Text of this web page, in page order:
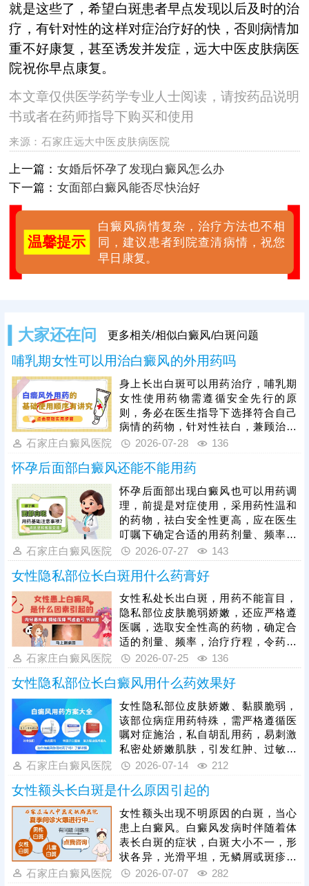
就是这些了，希望白斑患者早点发现以后及时的治
疗，有针对性的这样对症治疗好的快，否则病情加
重不好康复，甚至诱发并发症，远大中医皮肤病医
院祝你早点康复。
本文章仅供医学药学专业人士阅读，请按药品说明
书或者在药师指导下购买和使用
来源：石家庄远大中医皮肤病医院
上一篇： 女婚后怀孕了发现白癜风怎么办
下一篇： 女面部白癜风能否尽快治好
温馨提示
白癜风病情复杂，治疗方法也不相
同，建议患者到院查清病情，祝您
早日康复。
大家还在问 更多相关/相似白癜风/白斑问题
哺乳期女性可以用治白癜风的外用药吗
身上长出白斑可以用药治疗，哺乳期
女性使用药物需遵循安全先行的原
则，务必在医生指导下选择符合自己
病情的药物，针对性祛白，兼顾治疗
安全性和有效性。此外，患者可以考
更安全，无毒副作用，帮助病情更快
恢复。期间重视护理，避免不良因素
刺激，养成健康生活习惯，有助于病
情稳步恢复。
石家庄白癜风医院 2026-07-28 136
怀孕后面部白癜风还能不能用药
怀孕后面部出现白癜风也可以用药调
理，前提是对症使用，采用药性温和
的药物，祛白安全性更高，应在医生
叮嘱下确定合适的用药剂量、频率、
疗程，使治疗稳步生效。其次，怀孕
期间白癜风治疗可以适度照光，如美
国进口308激光，治疗无痛无创，无
毒副作用，突破了照光人群和部位限
制，起效快。另外，面部有白斑，不
要使用含有刺激性化学物质的洗护用
品，不吃辛辣刺激性食物，避免情绪
紧张压抑等，辅助病情好转。
石家庄白癜风医院 2026-07-27 143
女性隐私部位长白斑用什么药膏好
女性私处长出白斑，用药不能盲目，
隐私部位皮肤脆弱娇嫩，还应严格遵
医嘱，选取安全性高的药物，确定合
适的剂量、频率，治疗疗程，令药物
治疗充分生效。另外，对于隐私部位
白斑而言，可以照射美国进口308准
分子激光，无痛无创，单一光波照
射，促进黑色素细胞修复、恢复活
性，突破了治疗人群和部位限制。女
性患有白癜风还应调节自身情绪，避
免频繁熬夜，穿舒适透气的贴身衣
物，对病情好转有帮助。
石家庄白癜风医院 2026-07-25 136
女性隐私部位长白癜风用什么药效果好
女性隐私部位皮肤娇嫩、黏膜脆弱，
该部位病症用药特殊，需严格遵循医
嘱对症施治，私自胡乱用药，易刺激
私密处娇嫩肌肤，引发红肿、过敏、
黏膜损伤等问题，还可能延误病情、
治疗证实，单一药物治疗效果有限，
需采取综合性医治方案，目前临床主
流且安全的联合治疗方式为药物配合
308激光照射，该方法针对性强、适
配隐私部位肤质，治疗过程温和，安
全无副作用，能快速激活黑色素细
胞，加速白斑复色。
石家庄白癜风医院 2026-07-14 212
女性额头长白斑是什么原因引起的
女性额头出现不明原因的白斑，当心
患上白癜风。白癜风发病时伴随着体
表长白斑的症状，白斑大小不一，形
状各异，光滑平坦，无鳞屑或斑疹附
着，被摩擦或拍打可见发红反应，不
石家庄白癜风医院 2026-07-07 282